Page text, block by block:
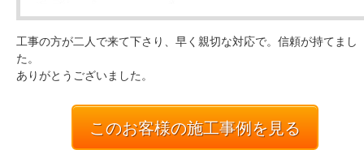
工事の方が二人で来て下さり、早く親切な対応で。信頼が持てまし
た。
ありがとうございました。
このお客様の施工事例を見る